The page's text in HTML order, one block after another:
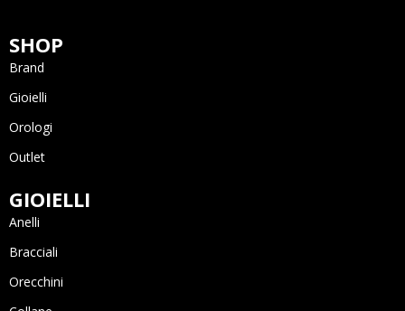
SHOP
Brand
Gioielli
Orologi
Outlet
GIOIELLI
Anelli
Bracciali
Orecchini